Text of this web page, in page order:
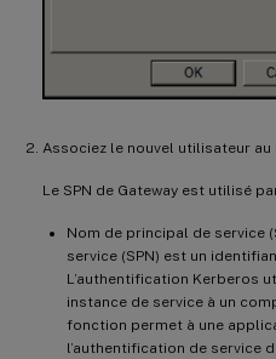
Associez le nouvel utilisateur au
Le SPN de Gateway est utilisé
Nom de principal de service
service (SPN) est un
L’authentification Kerberos
instance de service à un
fonction permet à une
l’authentification de service